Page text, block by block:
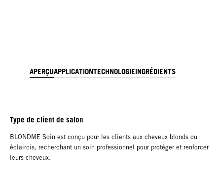
APERÇUAPPLICATIONTECHNOLOGIEINGRÉDIENTS
Type de client de salon
BLONDME Soin est conçu pour les clients aux cheveux blonds ou
éclaircis, recherchant un soin professionnel pour protéger et renforcer
leurs cheveux.